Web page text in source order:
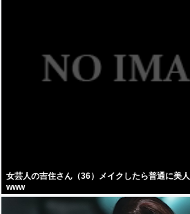
女芸人の吉住さん（36）メイクしたら普通に美
www